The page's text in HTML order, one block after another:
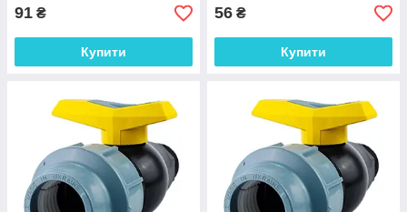
91 ₴
Купити
56 ₴
Купити